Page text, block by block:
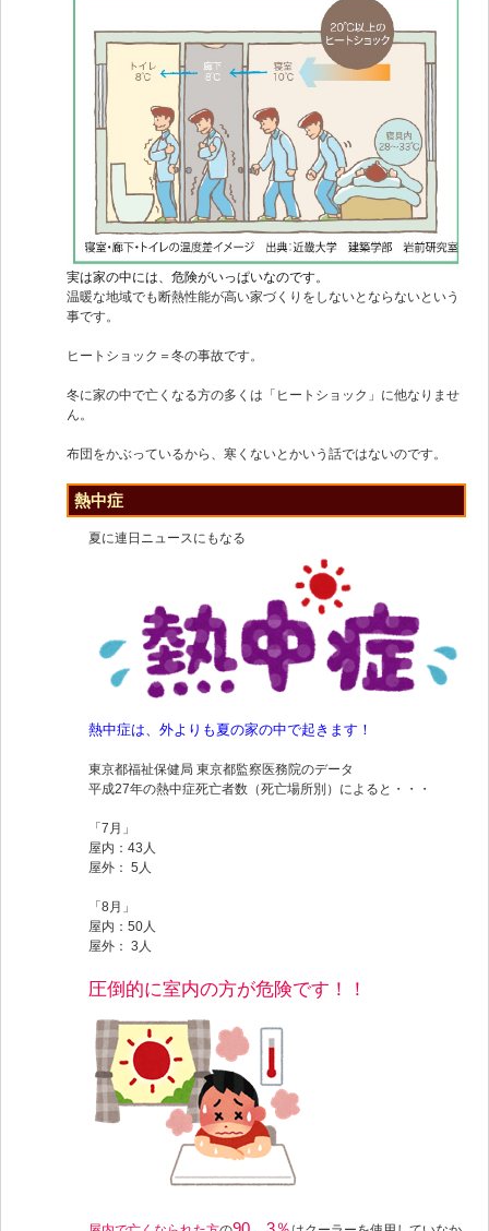
実は家の中には、危険がいっぱいなのです。
温暖な地域でも断熱性能が高い家づくりをしないとならないという
事です。
ヒートショック＝冬の事故です。
冬に家の中で亡くなる方の多くは「ヒートショック」に他なりませ
ん。
布団をかぶっているから、寒くないとかいう話ではないのです。
熱中症
夏に連日ニュースにもなる
熱中症は、外よりも 夏の家の中で起きます！
東京都福祉保健局 東京都監察医務院のデータ
平成27年の熱中症死亡者数（死亡場所別）によると・・・
「7月」
屋内：43人
屋外： 5人
「8月」
屋内：50人
屋外： 3人
圧倒的に室内の方が危険です！！